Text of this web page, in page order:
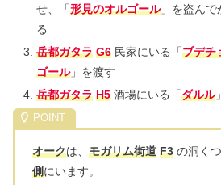
せ、「形見のオルゴール」を盗んで
る
岳都ガタラ G6民家にいる「ブデチ
ゴール」を渡す
岳都ガタラ H5酒場にいる「ダルル
オークは、 モガリム街道 F3 の洞く
側にいます。